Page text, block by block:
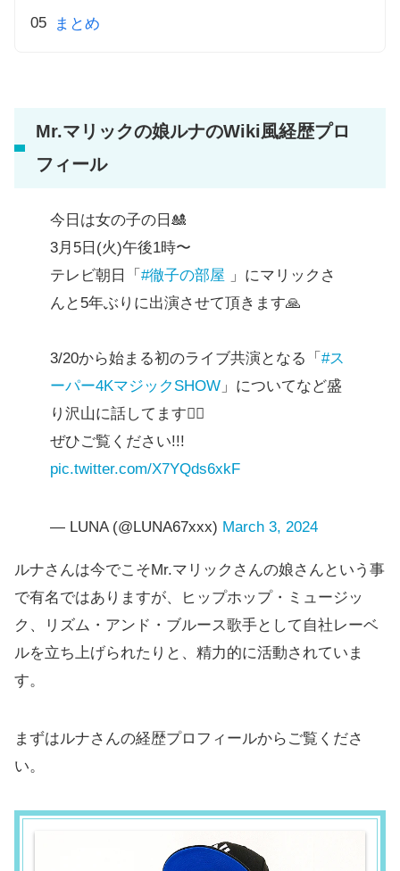
まとめ
Mr.マリックの娘ルナのWiki風経歴プロ
フィール
今日は女の子の日🎎
3月5日(火)午後1時〜
テレビ朝日「 #徹子の部屋 」にマリックさ
んと5年ぶりに出演させて頂きます🙏
3/20から始まる初のライブ共演となる「 #ス
ーパー4KマジックSHOW 」についてなど盛
り沢山に話してます✌🏼
ぜひご覧ください!!!
pic.twitter.com/X7YQds6xkF
— LUNA (@LUNA67xxx) March 3, 2024
ルナさんは今でこそMr.マリックさんの娘さんという事
で有名ではありますが、ヒップホップ・ミュージッ
ク、リズム・アンド・ブルース歌手として自社レーベ
ルを立ち上げられたりと、精力的に活動されていま
す。
まずはルナさんの経歴プロフィールからご覧くださ
い。